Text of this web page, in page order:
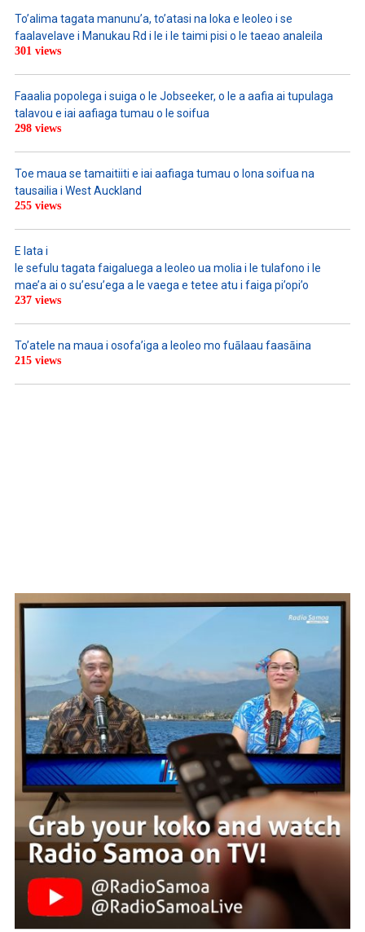
To’alima tagata manunu’a, to’atasi na loka e leoleo i se
faalavelave i Manukau Rd i le i le taimi pisi o le taeao analeila
301 views
Faaalia popolega i suiga o le Jobseeker, o le a aafia ai tupulaga
talavou e iai aafiaga tumau o le soifua
298 views
Toe maua se tamaitiiti e iai aafiaga tumau o lona soifua na
tausailia i West Auckland
255 views
E lata i
le sefulu tagata faigaluega a leoleo ua molia i le tulafono i le
mae’a ai o su’esu’ega a le vaega e tetee atu i faiga pi’opi’o
237 views
To’atele na maua i osofa’iga a leoleo mo fuālaau faasāina
215 views